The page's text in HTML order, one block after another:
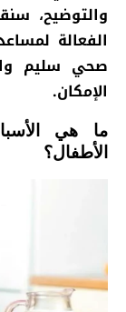
والتوضيح،
الفعالة
صحي سليم
الإمكان.
ما هي
الأطفال؟